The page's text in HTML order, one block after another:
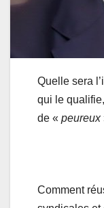
Quelle sera
qui le
de « peureux
Comment